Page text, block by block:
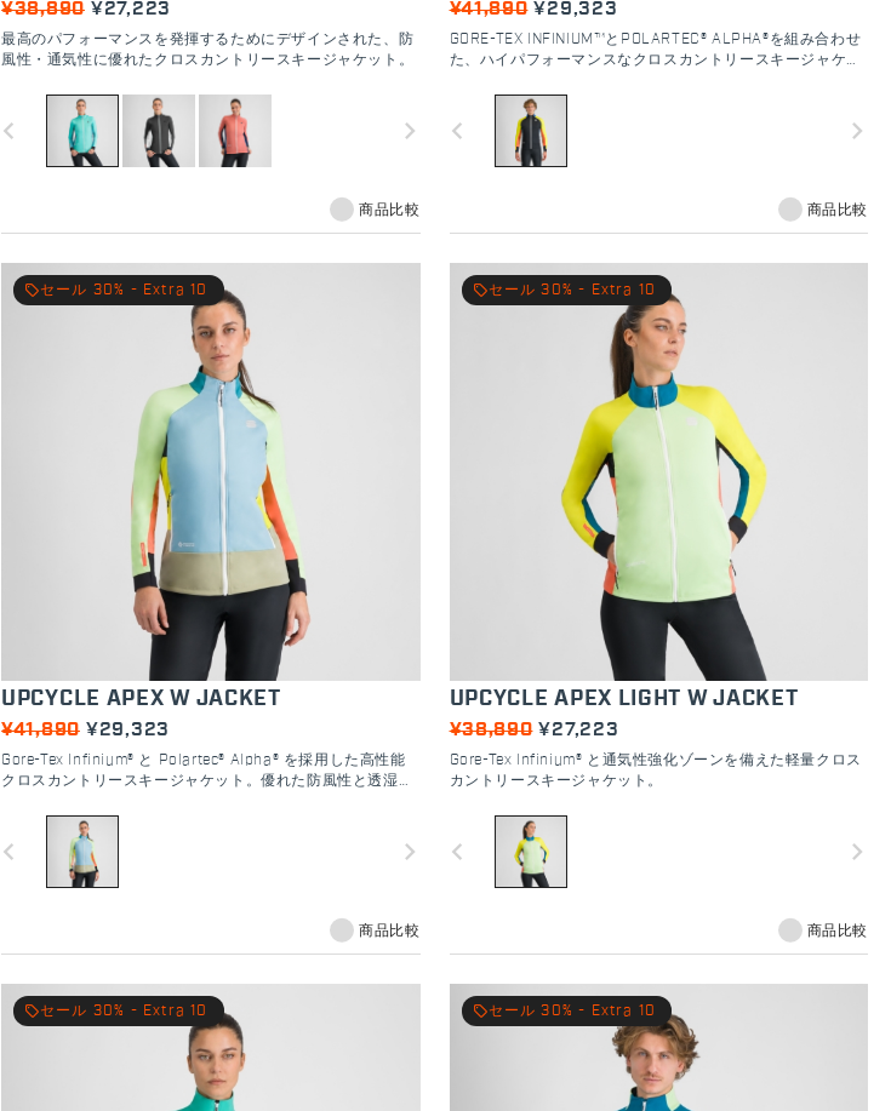
¥38,890 ¥27,223
最高のパフォーマンスを発揮するためにデザインされた、防
風性・通気性に優れたクロスカントリースキージャケット。
navigate_before navigate_next
商品比較
¥41,890 ¥29,323
GORE-TEX INFINIUM™とPOLARTEC® ALPHA®を組み合わせ
た、ハイパフォーマンスなクロスカントリースキージャケッ
navigate_before navigate_next
商品比較
local_offerセール 30% - Extra 10
UPCYCLE APEX W JACKET
¥41,890 ¥29,323
Gore-Tex Infinium® と Polartec® Alpha® を採用した高性能
クロスカントリースキージャケット。優れた防風性と透湿性
navigate_before navigate_next
商品比較
local_offerセール 30% - Extra 10
UPCYCLE APEX LIGHT W JACKET
¥38,890 ¥27,223
Gore-Tex Infinium® と通気性強化ゾーンを備えた軽量クロス
カントリースキージャケット。
navigate_before navigate_next
商品比較
local_offerセール 30% - Extra 10 local_offerセール 30% - Extra 10